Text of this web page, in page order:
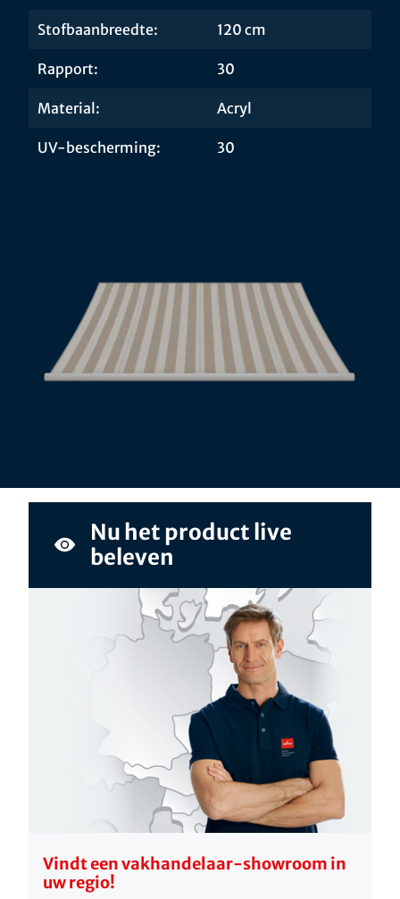
Stofbaanbreedte: 120 cm
Rapport: 30
Material: Acryl
UV-bescherming: 30
Nu het product live
beleven
Vindt een vakhandelaar-showroom in
uw regio!